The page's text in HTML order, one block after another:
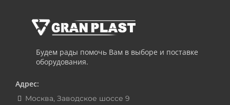
Будем рады помочь Вам в выборе и поставке
оборудования.
Адрес:
Москва, Заводское шоссе 9